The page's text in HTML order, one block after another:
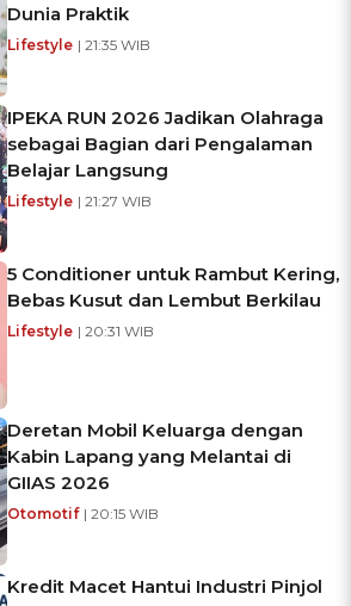
Dunia Praktik
Lifestyle | 21:35 WIB
IPEKA RUN 2026 Jadikan Olahraga
sebagai Bagian dari Pengalaman
Belajar Langsung
Lifestyle | 21:27 WIB
5 Conditioner untuk Rambut Kering,
Bebas Kusut dan Lembut Berkilau
Lifestyle | 20:31 WIB
Deretan Mobil Keluarga dengan
Kabin Lapang yang Melantai di
GIIAS 2026
Otomotif | 20:15 WIB
Kredit Macet Hantui Industri Pinjol